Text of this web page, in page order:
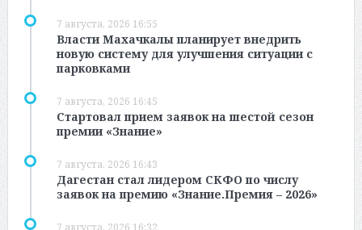
7 августа, 2026 16:55
Власти Махачкалы планирует внедрить
новую систему для улучшения ситуации с
парковками
7 августа, 2026 16:45
Стартовал прием заявок на шестой сезон
премии «Знание»
7 августа, 2026 16:43
Дагестан стал лидером СКФО по числу
заявок на премию «Знание.Премия – 2026»